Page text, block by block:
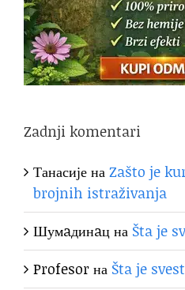
Zadnji komentari
ТанасијенаZašto je
brojnih istraživanja
Шумaдинaцна Šta je
Profesorна Šta je